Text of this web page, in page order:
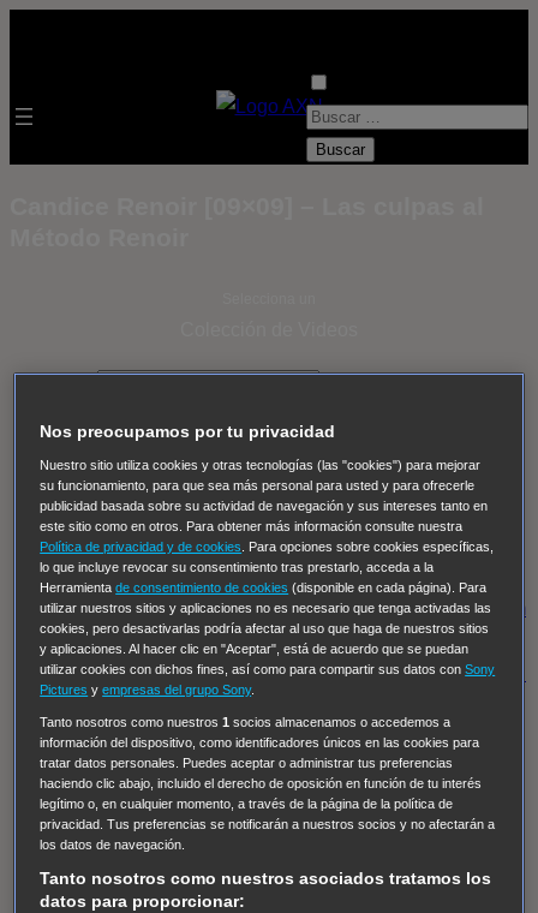
B
- ver todos - Padres
Despedida Salvaje
Despedida Salvaje
Thomas, el ojo del FBI Pan Am Dawson crece
Insomnia El Guardián The Blacklist Cinco en familia
Hudson & Rex Diez libras y un sueño Mr Loverman
Regreso al futuro III NUEVE CUERPOS Los últimos
caballeros Tormenta infinita Sing Street Cobra Kai
Tom
y Lola
High Country
Los casos de Susan Ryeland:
Moonflower Murders Twisted Metal Mentes Criminales:
Hailey Dean Without Sin: Libre de Culpa Morbius
NCIS: Nueva Orleans Pandora En fuera de juego
The Shield: Al margen de la ley Duplicated Preacher
The Killing Kind Intersecciones DOC Bite Club
Circuito cerrado
Alert: Unidad
de personas desaparecidas
Nos preocupamos por tu privacidad
Nuestro sitio utiliza cookies y otras tecnologías (las "cookies") para mejorar
su funcionamiento, para que sea más personal para usted y para ofrecerle
publicidad basada sobre su actividad de navegación y sus intereses tanto en
este sitio como en otros. Para obtener más información consulte nuestra
Política de privacidad y de cookies
. Para opciones sobre cookies específicas,
lo que incluye revocar su consentimiento tras prestarlo, acceda a la
Herramientade consentimiento de cookies (disponible en cada página). Para
utilizar nuestros sitios y aplicaciones no es necesario que tenga activadas las
cookies, pero desactivarlas podría afectar al uso que haga de nuestros sitios
y aplicaciones. Al hacer clic en "Aceptar", está de acuerdo que se puedan
utilizar cookies con dichos fines, así como para compartir sus datos conSony
Pictures yempresas del grupo Sony.
Tanto nosotros como nuestros1 socios almacenamos o accedemos a
información del dispositivo, como identificadores únicos en las cookies para
tratar datos personales. Puedes aceptar o administrar tus preferencias
haciendo clic abajo, incluido el derecho de oposición en función de tu interés
legítimo o, en cualquier momento, a través de la página de la política de
privacidad. Tus preferencias se notificarán a nuestros socios y no afectarán a
los datos de navegación.
Tanto nosotros como nuestros asociados tratamos los
datos para proporcionar: